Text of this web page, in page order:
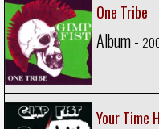
One Tribe
Album -
Your Time